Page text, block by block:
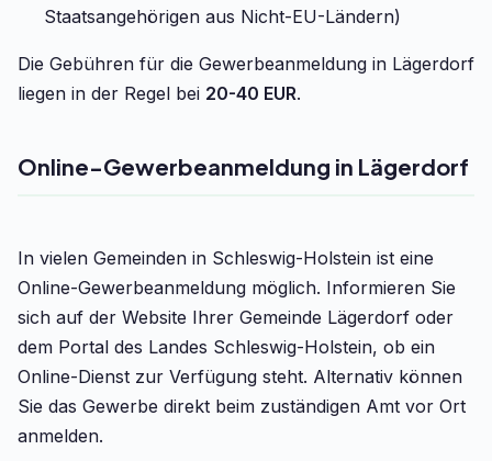
Staatsangehörigen aus Nicht-EU-Ländern)
Die Gebühren für die Gewerbeanmeldung in Lägerdorf
liegen in der Regel bei 20-40 EUR.
Online-Gewerbeanmeldung in Lägerdorf
In vielen Gemeinden in Schleswig-Holstein ist eine
Online-Gewerbeanmeldung möglich. Informieren Sie
sich auf der Website Ihrer Gemeinde Lägerdorf oder
dem Portal des Landes Schleswig-Holstein, ob ein
Online-Dienst zur Verfügung steht. Alternativ können
Sie das Gewerbe direkt beim zuständigen Amt vor Ort
anmelden.